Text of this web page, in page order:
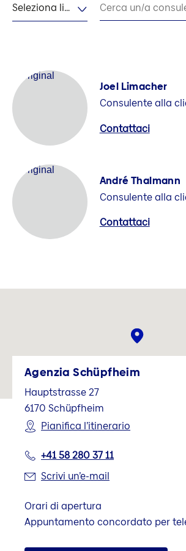
Seleziona lingua
Joel Limacher
Consulente alla
Contattaci
André Thalmann
Consulente alla
Contattaci
Agenzia Schüpfheim
Hauptstrasse 27
6170 Schüpfheim
Pianifica l’itinerario
+41 58 280 37 11
Scrivi un’e-mail
Orari di apertura
Appuntamento concordato per